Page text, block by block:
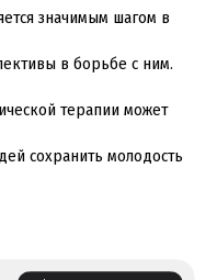
значимым шагом в
в борьбе с ним.
терапии может
сохранить молодость